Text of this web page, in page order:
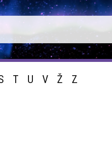
T U V Ž Z